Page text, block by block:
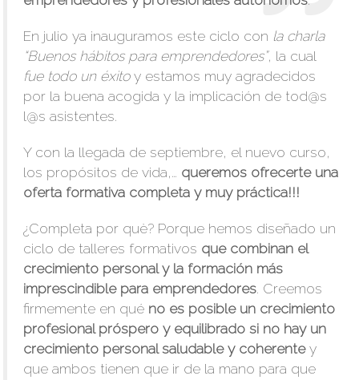
En julio ya inauguramos este ciclo con la charla
“Buenos hábitos para emprendedores”, la cual
fue todo un éxitoy estamos muy agradecidos
por la buena acogida y la implicación de tod@s
l@s asistentes.
Y con la llegada de septiembre, el nuevo curso,
los propósitos de vida,… queremos ofrecerte una
oferta formativa completa y muy práctica!!!
¿Completa por què? Porque hemos diseñado un
ciclo de talleres formativos que combinan el
crecimiento personal y la formación más
imprescindible para emprendedores. Creemos
firmemente en qué no es posible un crecimiento
profesional próspero y equilibrado si no hay un
crecimiento personal saludable y coherentey
que ambos tienen que ir de la mano para que